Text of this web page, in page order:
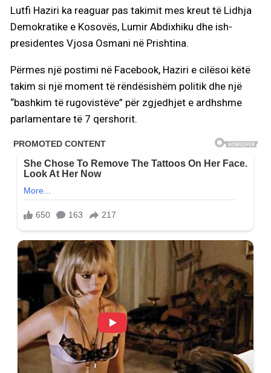
Lutfi Haziri ka reaguar pas takimit mes kreut të Lidhja
Demokratike e Kosovës, Lumir Abdixhiku dhe ish-
presidentes Vjosa Osmani në Prishtina.
Përmes një postimi në Facebook, Haziri e cilësoi këtë
takim si një moment të rëndësishëm politik dhe një
“bashkim të rugovistëve” për zgjedhjet e ardhshme
parlamentare të 7 qershorit.